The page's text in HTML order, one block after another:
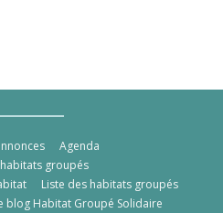
Agenda
groupés
Liste des habitats groupés
blog Habitat Groupé Solidaire